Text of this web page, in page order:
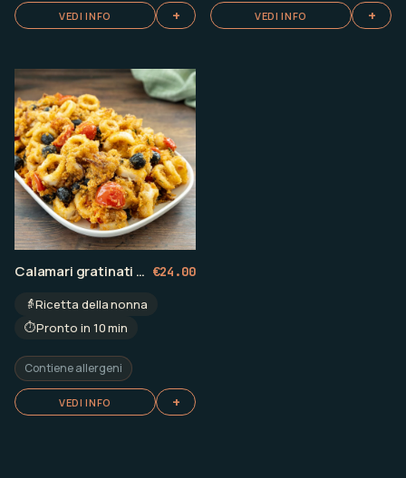
VEDI INFO + VEDI INFO +
Calamari gratinati e datterini confit €24.00
👵Ricetta della nonna
⏱️Pronto in 10 min
Contiene allergeni
VEDI INFO +